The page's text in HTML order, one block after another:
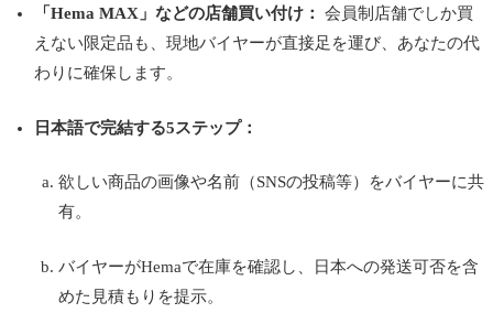
「Hema MAX」などの店舗買い付け：
会員制店舗でしか買
えない限定品も、現地バイヤーが直接足を運び、あなたの代
わりに確保します。
日本語で完結する5ステップ：
欲しい商品の画像や名前（SNSの投稿等）をバイヤーに共
有。
バイヤーがHemaで在庫を確認し、日本への発送可否を含
めた見積もりを提示。